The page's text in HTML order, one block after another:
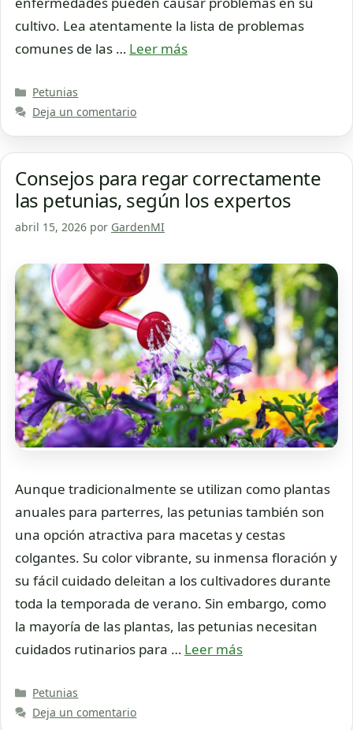
cultivo. Lea atentamente la lista de problemas
comunes de las … Leer más
Categorías
Petunias
Deja un comentario
Consejos para regar correctamente
las petunias, según los expertos
abril 15, 2026 por GardenMI
Aunque tradicionalmente se utilizan como plantas
anuales para parterres, las petunias también son
una opción atractiva para macetas y cestas
colgantes. Su color vibrante, su inmensa floración y
su fácil cuidado deleitan a los cultivadores durante
toda la temporada de verano. Sin embargo, como
la mayoría de las plantas, las petunias necesitan
cuidados rutinarios para … Leer más
Categorías
Petunias
Deja un comentario